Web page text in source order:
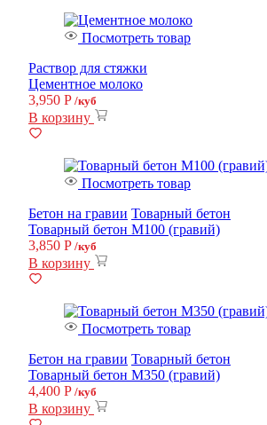
Посмотреть товар
Раствор для стяжки
Цементное молоко
3,950 Р /куб
В корзину
Посмотреть товар
Бетон на гравии Товарный бетон
Товарный бетон М100 (гравий)
3,850 Р /куб
В корзину
Посмотреть товар
Бетон на гравии Товарный бетон
Товарный бетон М350 (гравий)
4,400 Р /куб
В корзину